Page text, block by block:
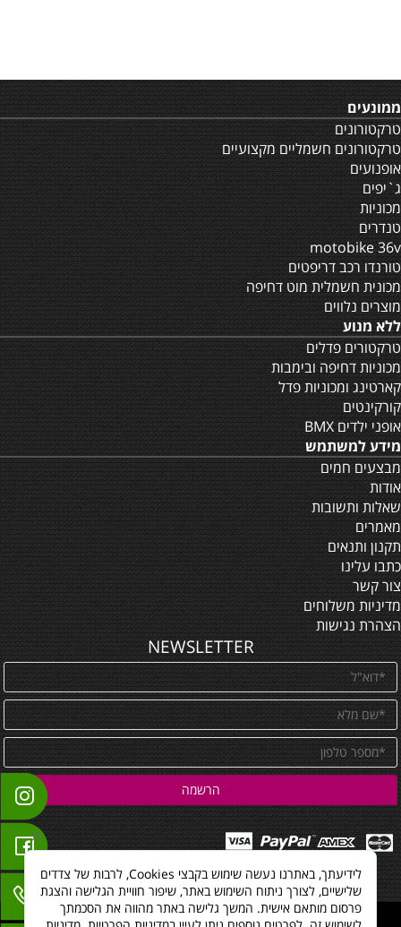
ממונעים
טרקטורונים
טרקטורונים חשמליים מקצועיים
אופנועים
ג`יפים
מכוניות
טנדרים
motobike 36v
טורנדו רכב דריפטים
מכונית חשמלית מוט דחיפה
מוצרים נלווים
ללא מנוע
טרקטורים פדלים
מכוניות דחיפה ובימבות
קארטינג ומכוניות פדל
קורקינטים
אופני ילדים BMX
מידע למשתמש
מבצעים חמים
אודות
שאלות ותשובות
מאמרים
תקנון ותנאים
כתבו עלינו
צור קשר
מדיניות משלוחים
הצהרת נגישות
NEWSLETTER
All Rights reserved
לידיעתך, באתרנו נעשה שימוש בקבצי Cookies, לרבות של צדדים
שלישיים, לצורך ניתוח השימוש באתר, שיפור חוויית הגלישה והצגת
פרסום מותאם אישית. המשך גלישה באתר מהווה את הסכמתך